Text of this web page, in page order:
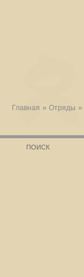
Главная » Отряды »
ПОИСК